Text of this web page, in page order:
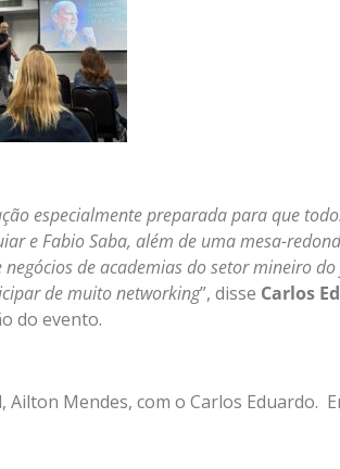
especialmente preparada para que
e Fabio Saba, além de uma mesa-
de academias do setor mineiro
de muito networking”, disse Carlos
do evento.
Mendes, com o Carlos Eduardo.